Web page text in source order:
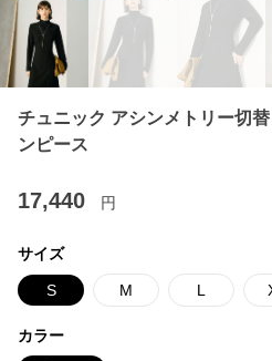
チュニック アシンメトリー切
ンピース
17,440 円
サイズ
S M L
カラー